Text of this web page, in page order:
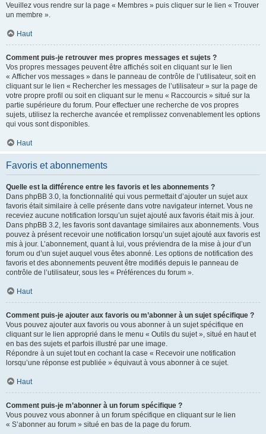
Veuillez vous rendre sur la page « Membres » puis cliquer sur le lien « Trouver
un membre ».
Haut
Comment puis-je retrouver mes propres messages et sujets ?
Vos propres messages peuvent être affichés soit en cliquant sur le lien
« Afficher vos messages » dans le panneau de contrôle de l’utilisateur, soit en
cliquant sur le lien « Rechercher les messages de l’utilisateur » sur la page de
votre propre profil ou soit en cliquant sur le menu « Raccourcis » situé sur la
partie supérieure du forum. Pour effectuer une recherche de vos propres
sujets, utilisez la recherche avancée et remplissez convenablement les options
qui vous sont disponibles.
Haut
Favoris et abonnements
Quelle est la différence entre les favoris et les abonnements ?
Dans phpBB 3.0, la fonctionnalité qui vous permettait d’ajouter un sujet aux
favoris était similaire à celle présente dans votre navigateur internet. Vous ne
receviez aucune notification lorsqu’un sujet ajouté aux favoris était mis à jour.
Dans phpBB 3.2, les favoris sont davantage similaires aux abonnements. Vous
pouvez à présent recevoir une notification lorsqu’un sujet ajouté aux favoris est
mis à jour. L’abonnement, quant à lui, vous préviendra de la mise à jour d’un
forum ou d’un sujet auquel vous êtes abonné. Les options de notification des
favoris et des abonnements peuvent être modifiés depuis le panneau de
contrôle de l’utilisateur, sous les « Préférences du forum ».
Haut
Comment puis-je ajouter aux favoris ou m’abonner à un sujet spécifique ?
Vous pouvez ajouter aux favoris ou vous abonner à un sujet spécifique en
cliquant sur le lien approprié dans le menu « Outils du sujet », situé en haut et
en bas des sujets et parfois illustré par une image.
Répondre à un sujet tout en cochant la case « Recevoir une notification
lorsqu’une réponse est publiée » équivaut à vous abonner à ce sujet.
Haut
Comment puis-je m’abonner à un forum spécifique ?
Vous pouvez vous abonner à un forum spécifique en cliquant sur le lien
« S’abonner au forum » situé en bas de la page du forum.